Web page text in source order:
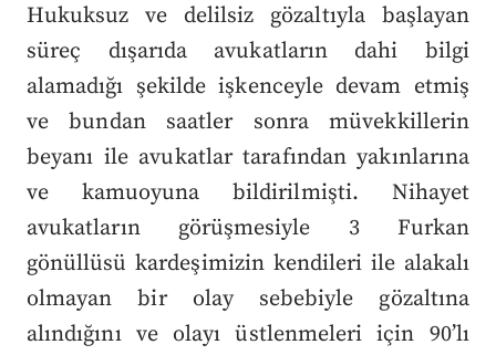
Hukuksuz ve delilsiz gözaltıyla başlayan
süreç dışarıda avukatların dahi bilgi
alamadığı şekilde işkenceyle devam etmiş
ve bundan saatler sonra müvekkillerin
beyanı ile avukatlar tarafından yakınlarına
ve kamuoyuna bildirilmişti. Nihayet
avukatların görüşmesiyle 3 Furkan
gönüllüsü kardeşimizin kendileri ile alakalı
olmayan bir olay sebebiyle gözaltına
alındığını ve olayı üstlenmeleri için 90’lı